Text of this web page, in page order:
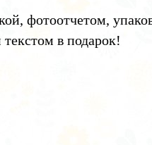
фотоотчетом,
в подарок!